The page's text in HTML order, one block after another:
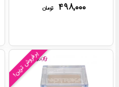
۴۹۸,۰۰۰ تومان
پرفروش ترین!